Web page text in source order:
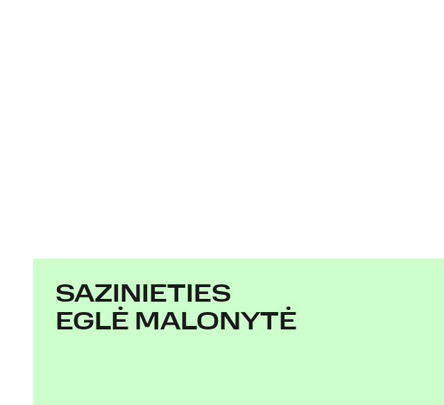
SAZINIETIES
EGLĖ MALONYTĖ